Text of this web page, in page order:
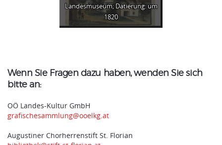
Landesmuseum; Datierung: um
1820
Wenn Sie Fragen dazu haben, wenden Sie sich
bitte an:
OÖ Landes-Kultur GmbH
grafischesammlung@ooelkg.at
Augustiner Chorherrenstift St. Florian